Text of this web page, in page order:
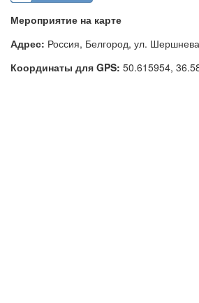
Мероприятие на карте
Адрес: Россия, Белгород, ул.
Координаты для GPS: 50.615954,